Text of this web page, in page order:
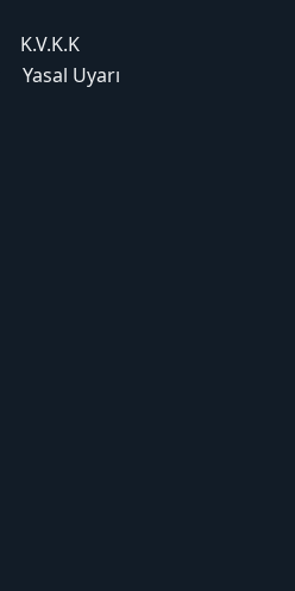
K.V.K.K
Yasal Uyarı